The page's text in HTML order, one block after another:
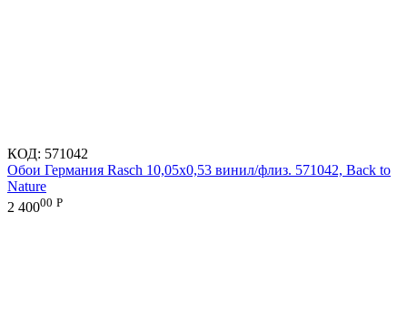
КОД: 571042
Обои Германия Rasch 10,05x0,53 винил/флиз. 571042, Back to
Nature
2 40000 Р